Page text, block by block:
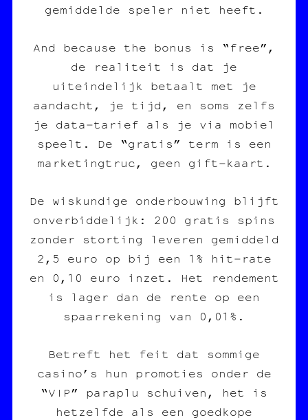
gemiddelde speler niet heeft.
And because the bonus is “free”,
de realiteit is dat je
uiteindelijk betaalt met je
aandacht, je tijd, en soms zelfs
je data‑tarief als je via mobiel
speelt. De “gratis” term is een
marketingtruc, geen gift‑kaart.
De wiskundige onderbouwing blijft
onverbiddelijk: 200 gratis spins
zonder storting leveren gemiddeld
2,5 euro op bij een 1% hit‑rate
en 0,10 euro inzet. Het rendement
is lager dan de rente op een
spaarrekening van 0,01%.
Betreft het feit dat sommige
casino’s hun promoties onder de
“VIP” paraplu schuiven, het is
hetzelfde als een goedkope